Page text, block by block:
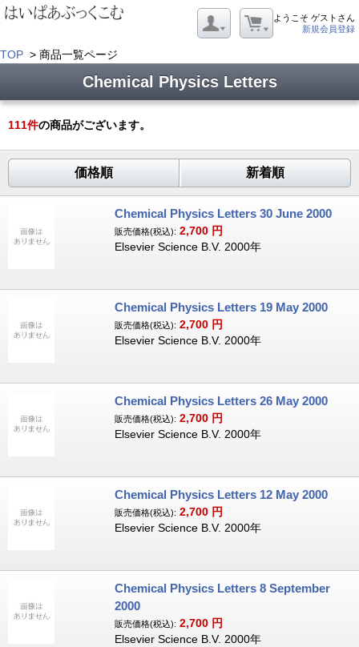
ようこそ ゲストさん
新規会員登録
TOP > 商品一覧ページ
Chemical Physics Letters
111件の商品がございます。
価格順 新着順
Chemical Physics Letters 30 June 2000
販売価格(税込): 2,700 円
Elsevier Science B.V. 2000年
Chemical Physics Letters 19 May 2000
販売価格(税込): 2,700 円
Elsevier Science B.V. 2000年
Chemical Physics Letters 26 May 2000
販売価格(税込): 2,700 円
Elsevier Science B.V. 2000年
Chemical Physics Letters 12 May 2000
販売価格(税込): 2,700 円
Elsevier Science B.V. 2000年
Chemical Physics Letters 8 September
2000
販売価格(税込): 2,700 円
Elsevier Science B.V. 2000年